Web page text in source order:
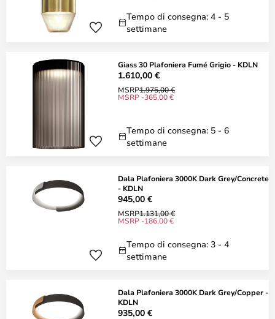
Tempo di consegna: 4 - 5
settimane
Giass 30 Plafoniera Fumé Grigio - KDLN
1.610,00 €
MSRP1.975,00 €
MSRP -365,00 €
Tempo di consegna: 5 - 6
settimane
Dala Plafoniera 3000K Dark Grey/Concrete
- KDLN
945,00 €
MSRP1.131,00 €
MSRP -186,00 €
Tempo di consegna: 3 - 4
settimane
Dala Plafoniera 3000K Dark Grey/Copper -
KDLN
935,00 €